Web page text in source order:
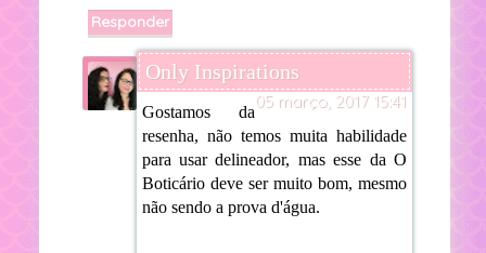
Responder
Only Inspirations
05 março, 2017 15:41
Gostamos da
resenha, não temos muita habilidade
para usar delineador, mas esse da O
Boticário deve ser muito bom, mesmo
não sendo a prova d'água.